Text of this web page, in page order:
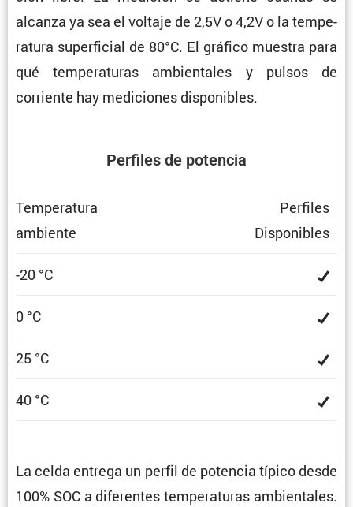
alcanza ya sea el voltaje de 2,5V o 4,2V o la tempe­
ra­tura super­fi­cial de 80°C. El gráfico muestra para
qué tempe­ra­turas ambien­tales y pulsos de
corriente hay mediciones disponibles.
Perfiles de potencia
Tempe­ra­tura
ambiente
Perfiles
Dispo­ni­bles
-20 °C
0 °C
25 °C
40 °C
La celda entrega un perfil de potencia típico desde
100% SOC a diferentes tempe­ra­turas ambien­tales.